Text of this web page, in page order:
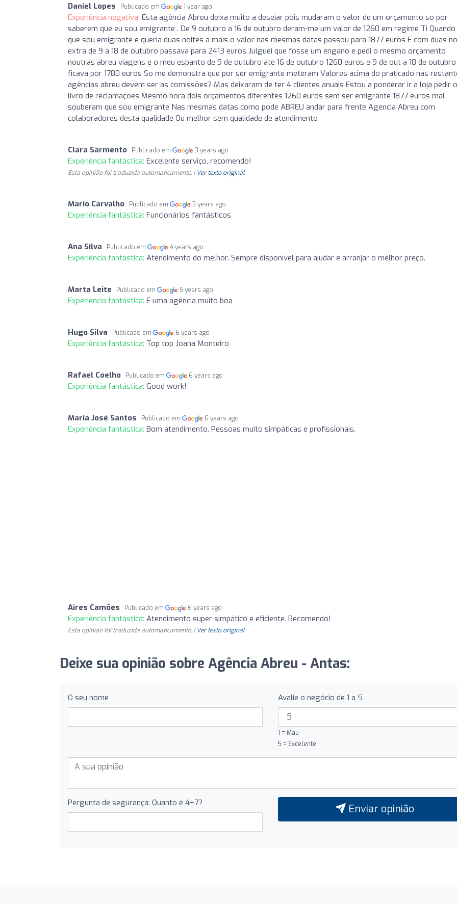
Daniel Lopes Publicado em 1 year ago
Experiência negativa: Esta agência Abreu deixa muito a desejar pois mudaram o valor de um orçamento so por
saberem que eu sou emigrante . De 9 outubro a 16 de outubro deram-me um valor de 1260 em regime Ti
que sou emigrante e queria duas noites a mais o valor nas mesmas datas passou para 1877 euros E com duas
extra de 9 a 18 de outubro passava para 2413 euros Julguei que fosse um engano e pedi o mesmo orçamento
noutras abreu viagens e o meu espanto de 9 de outubro ate 16 de outubro 1260 euros e 9 de out a 18 de outubro
ficava por 1780 euros So me demonstra que por ser emigrante meteram Valores acima do praticado nas
agências abreu devem ser as comissões? Mas deixaram de ter 4 clientes anuais Estou a ponderar ir a loja pedir o
livro de reclamações Mesmo hora dois orçamentos diferentes 1260 euros sem ser emigrante 1877 euros mal
souberam que sou emigrante Nas mesmas datas como pode ABREU andar para frente Agencia Abreu com
colaboradores desta qualidade Ou melhor sem qualidade de atendimento
Clara Sarmento Publicado em 3 years ago
Experiência fantástica: Excelente serviço, recomendo!
Esta opinião foi traduzida automaticamente. | Ver texto original
Mario Carvalho Publicado em 3 years ago
Experiência fantástica: Funcionários fantásticos
Ana Silva Publicado em 4 years ago
Experiência fantástica: Atendimento do melhor. Sempre disponível para ajudar e arranjar o melhor preço.
Marta Leite Publicado em 5 years ago
Experiência fantástica: É uma agência muito boa
Hugo Silva Publicado em 6 years ago
Experiência fantástica: Top top Joana Monteiro
Rafael Coelho Publicado em 6 years ago
Experiência fantástica: Good work!
Maria José Santos Publicado em 6 years ago
Experiência fantástica: Bom atendimento. Pessoas muito simpáticas e profissionais.
Aires Camões Publicado em 6 years ago
Experiência fantástica: Atendimento super simpático e eficiente. Recomendo!
Esta opinião foi traduzida automaticamente. | Ver texto original
Deixe sua opinião sobre Agência Abreu - Antas:
O seu nome Avalie o negócio de 1 a 5
1 = Mau
5 = Excelente
Pergunta de segurança: Quanto é 4+7? Enviar opinião